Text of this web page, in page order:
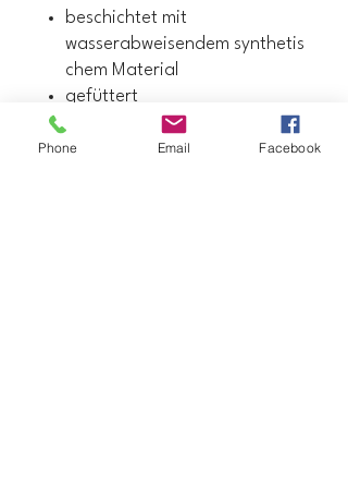
beschichtet mit
wasserabweisendem synthetis
chem Material
gefüttert
2 Innentaschen
die Farbe der Träger kann
Phone Email Facebook